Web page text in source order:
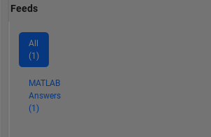
Feeds
All
(1)
MATLAB
Answers
(1)